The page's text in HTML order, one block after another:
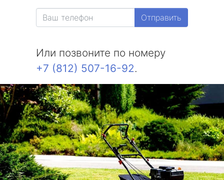
Отправить
Или позвоните по номеру
+7 (812) 507-16-92.